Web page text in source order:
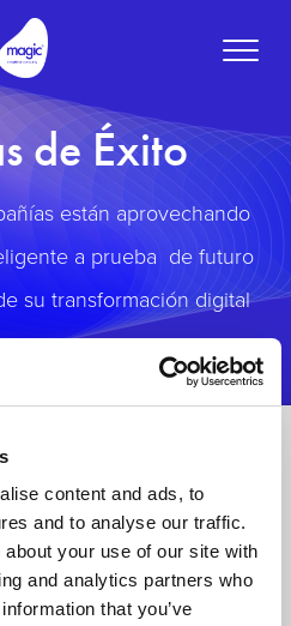
content and ads, to
and to analyse our traffic.
your use of our site with
and analytics partners who
that you’ve
Toggle
de Éxito
están aprovechando
a prueba de futuro
su transformación digital